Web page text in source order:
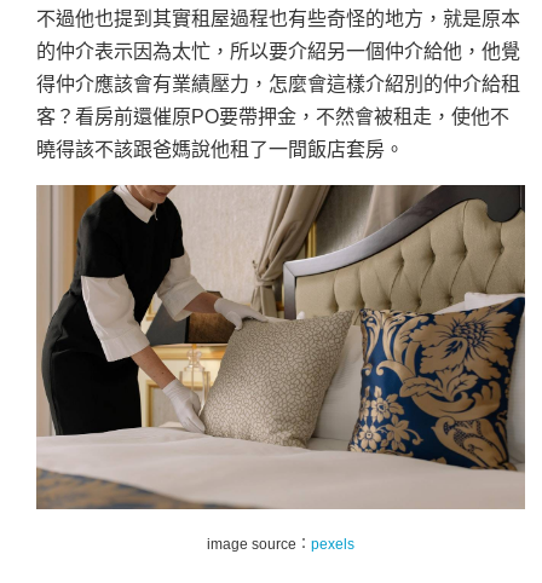
不過他也提到其實租屋過程也有些奇怪的地方，就是原本
的仲介表示因為太忙，所以要介紹另一個仲介給他，他覺
得仲介應該會有業績壓力，怎麼會這樣介紹別的仲介給租
客？看房前還催原PO要帶押金，不然會被租走，使他不
曉得該不該跟爸媽說他租了一間飯店套房。
image source： pexels